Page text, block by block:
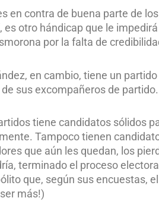
en contra de buena parte de
es otro hándicap que le
por la falta de
en cambio, tiene un
sus excompañeros de
tiene candidatos sólidos
Tampoco tienen
que aún les quedan, los
terminado el proceso
que, según sus encuestas,
más!)